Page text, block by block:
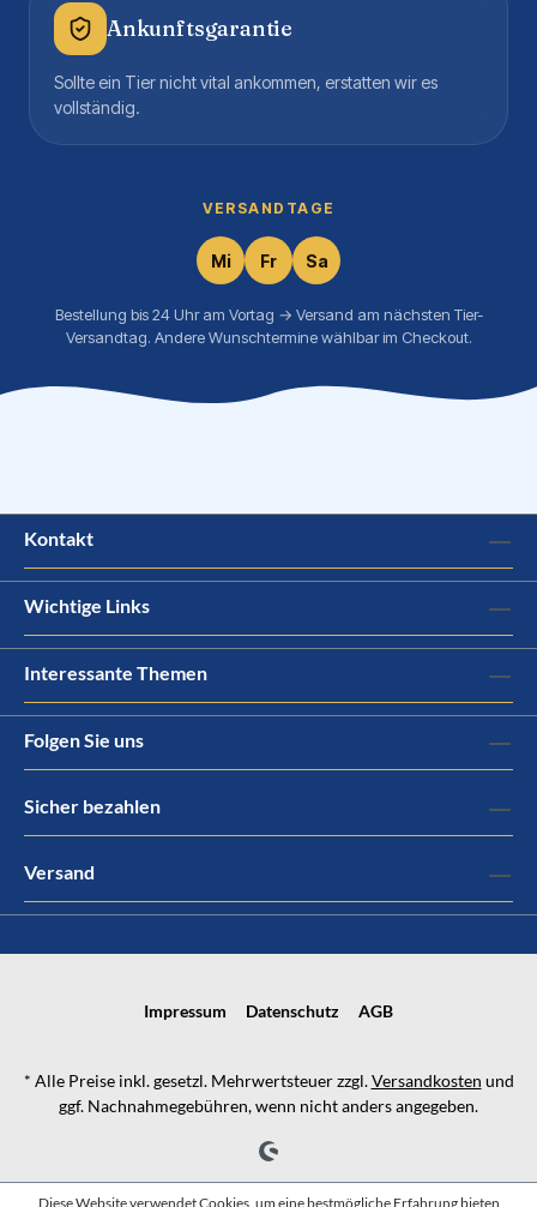
Ankunftsgarantie
Sollte ein Tier nicht vital ankommen, erstatten wir es
vollständig.
VERSANDTAGE
Mi Fr Sa
Bestellung bis 24 Uhr am Vortag → Versand am nächsten Tier-
Versandtag. Andere Wunschtermine wählbar im Checkout.
Kontakt
Wichtige Links
Interessante Themen
Folgen Sie uns
Sicher bezahlen
Versand
Impressum Datenschutz AGB
* Alle Preise inkl. gesetzl. Mehrwertsteuer zzgl.Versandkosten und
ggf. Nachnahmegebühren, wenn nicht anders angegeben.
Diese Website verwendet Cookies, um eine bestmögliche Erfahrung bieten